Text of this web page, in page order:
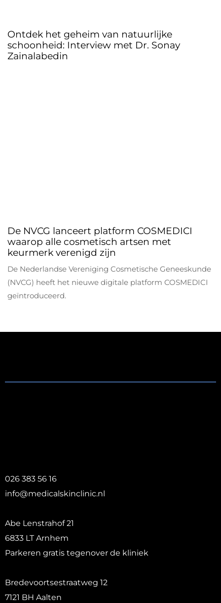
Ontdek het geheim van natuurlijke
schoonheid: Interview met Dr. Sonay
Zainalabedin
De NVCG lanceert platform COSMEDICI
waarop alle cosmetisch artsen met
keurmerk verenigd zijn
De Nederlandse Vereniging Cosmetische Geneeskunde
(NVCG) heeft het nieuwe digitale platform COSMEDICI
geïntroduceerd.
026 383 56 16
info@medicalskinclinic.nl
Abe Lenstrahof 21
6833 LT Arnhem
Parkeren gratis tegenover de kliniek
Bredevoortsestraatweg 12
7121 BH Aalten